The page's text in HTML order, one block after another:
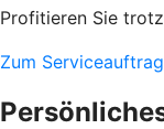
Profitieren Sie
Zum Serviceauftrag